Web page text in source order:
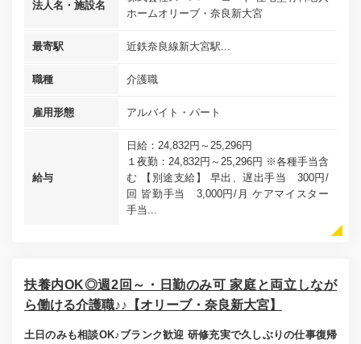
法人名・施設名
ホームオリーブ・奈良新大宮
最寄駅 近鉄奈良線新大宮駅...
職種 介護職
雇用形態 アルバイト・パート
給与
日給：24,832円～25,296円
１夜勤：24,832円～25,296円 ※各種手当含
む 【別途支給】 早出、遅出手当 300円/
回 皆勤手当 3,000円/月 ケアマイスター
手当...
扶養内OK◎週2回～・日勤のみ可 家庭と両立しなが
ら働ける介護職♪♪【オリーブ・奈良新大宮】
土日のみも相談OK♪ブランク歓迎 研修充実で久しぶりの仕事復帰